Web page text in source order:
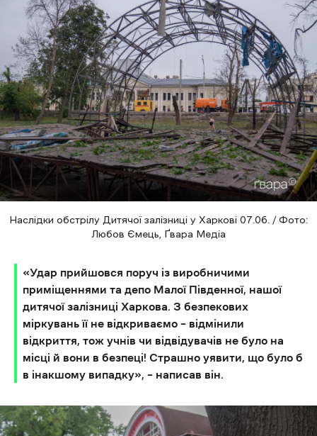
Наслідки обстрілу Дитячої залізниці у Харкові 07.06. / Фото:
Любов Ємець, Ґвара Медіа
«Удар прийшовся поруч із виробничими
приміщеннями та депо Малої Південної, нашої
дитячої залізниці Харкова. З безпекових
міркувань її не відкриваємо – відмінили
відкриття, тож учнів чи відвідувачів не було на
місці й вони в безпеці! Страшно уявити, що було б
в інакшому випадку», – написав він.